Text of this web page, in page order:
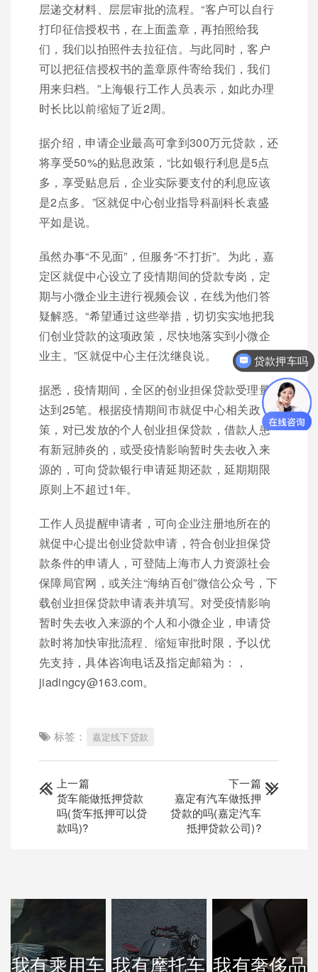
层递交材料、层层审批的流程。“客户可以自行
打印征信授权书，在上面盖章，再拍照给我
们，我们以拍照件去拉征信。与此同时，客户
可以把征信授权书的盖章原件寄给我们，我们
用来归档。”上海银行工作人员表示，如此办理
时长比以前缩短了近2周。
据介绍，申请企业最高可拿到300万元贷款，还
将享受50%的贴息政策，“比如银行利息是5点
多，享受贴息后，企业实际要支付的利息应该
是2点多。”区就促中心创业指导科副科长袁盛
平如是说。
虽然办事“不见面”，但服务“不打折”。为此，嘉
定区就促中心设立了疫情期间的贷款专岗，定
期与小微企业主进行视频会议，在线为他们答
疑解惑。“希望通过这些举措，切切实实地把我
们创业贷款的这项政策，尽快地落实到小微企
业主。”区就促中心主任沈继良说。
据悉，疫情期间，全区的创业担保贷款受理量
达到25笔。根据疫情期间市就促中心相关政
策，对已发放的个人创业担保贷款，借款人患
有新冠肺炎的，或受疫情影响暂时失去收入来
源的，可向贷款银行申请延期还款，延期期限
原则上不超过1年。
工作人员提醒申请者，可向企业注册地所在的
就促中心提出创业贷款申请，符合创业担保贷
款条件的申请人，可登陆上海市人力资源社会
保障局官网，或关注“海纳百创”微信公众号，下
载创业担保贷款申请表并填写。对受疫情影响
暂时失去收入来源的个人和小微企业，申请贷
款时将加快审批流程、缩短审批时限，予以优
先支持，具体咨询电话及指定邮箱为：，
jiadingcy@163.com。
标签： 嘉定线下贷款
上一篇
货车能做抵押贷款
吗(货车抵押可以贷
款吗)?
下一篇
嘉定有汽车做抵押
贷款的吗(嘉定汽车
抵押贷款公司)?
我有乘用车 我有摩托车 我有奢侈品
贷款押车吗
你们是怎么收费的呢？